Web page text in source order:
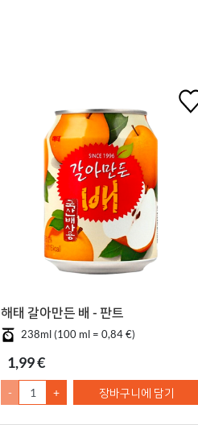
해태 갈아만든 배 - 판트
238ml (100 ml = 0,84 €)
1,99 €
- + 장바구니에 담기